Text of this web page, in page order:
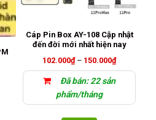
Cáp Pin Box AY-108 Cập nhật
đến đời mới nhất hiện nay
102.000₫ – 150.000₫Khoảng
giá:
102.000₫
Đã bán: 22 sản
phẩm/tháng